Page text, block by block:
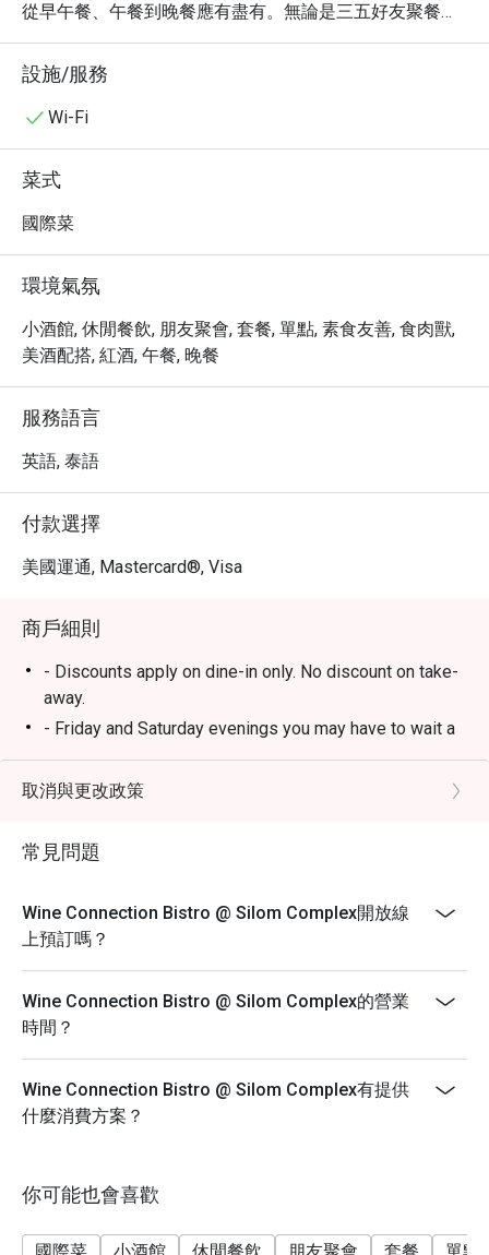
從早午餐、午餐到晚餐應有盡有。無論是三五好友聚餐或
觀光客想體驗在地美食，這裡都是一個理想的選擇。
・在 Wine Connection Bistro @ Silom Complex，您可以品
嚐到精選小點、搭配咖啡、烈酒、啤酒、葡萄酒及各式調
酒。店內環境休閒時尚又舒適，適合放鬆心情，享受美
・透過 Eatigo 預訂 Wine Connection Bistro @ Silom
Complex，即可享有高達 5 折的超值優惠！立即預訂，享
受更划算的用餐體驗！
設施/服務
Wi-Fi
菜式
國際菜
環境氣氛
小酒館, 休閒餐飲, 朋友聚會, 套餐, 單點, 素食友善, 食肉獸,
美酒配搭, 紅酒, 午餐, 晚餐
服務語言
英語, 泰語
付款選擇
美國運通, Mastercard®, Visa
商戶細則
- Discounts apply on dine-in only. No discount on take-
away.
- Friday and Saturday evenings you may have to wait a
few minutes in case of many reservations until your
table is ready.
promotions such as lunch set, coffee & dessert set or
limited time offers and all prices shown in menu
取消與更改政策
常見問題
Wine Connection Bistro @ Silom Complex開放線
上預訂嗎？
Wine Connection Bistro @ Silom Complex的營業
時間？
Wine Connection Bistro @ Silom Complex有提供
什麼消費方案？
你可能也會喜歡